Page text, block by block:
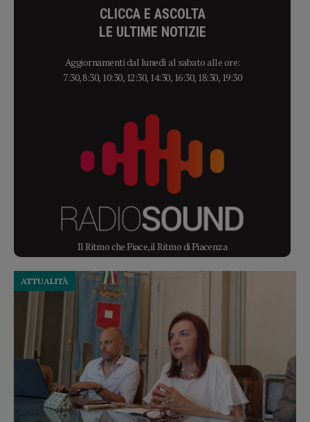
CLICCA E ASCOLTA
LE ULTIME NOTIZIE
Aggiornamenti dal lunedì al sabato alle ore:
7:30, 8:30, 10:30, 12:30, 14:30, 16:30, 18:30, 19:30
Il Ritmo che Piace, il Ritmo di Piacenza
ATTUALITÀ